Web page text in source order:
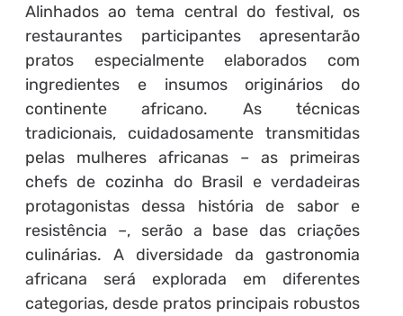
Alinhados ao tema central do festival, os
restaurantes participantes apresentarão
pratos especialmente elaborados com
ingredientes e insumos originários do
continente africano. As técnicas
tradicionais, cuidadosamente transmitidas
pelas mulheres africanas – as primeiras
chefs de cozinha do Brasil e verdadeiras
protagonistas dessa história de sabor e
resistência –, serão a base das criações
culinárias. A diversidade da gastronomia
africana será explorada em diferentes
categorias, desde pratos principais robustos